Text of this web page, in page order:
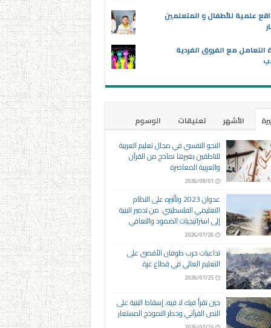
علمية للأطفال و المتعلمين
التعامل مع الفروق الفردية
الأشهر تعليقات
الوسوم
النحو النفسي في مجال تعليم العربية
للناطقين بغيرها نماذج من القرآن
والعربية المعاصرة
2026/08/01
عدوان 2023 وتأثيره على النظام
التعليمي الفلسطيني: من تدمير البنية
إلى استراتيجيات الصمود والتعافي
2026/07/26
تداعيات حرب طوفان الأقصى على
التعليم العالي في قطاع غزة
2026/07/25
حين تقرأ فيك لا فيه، إسقاط البنية على
النص القرآني وخطر النموذج المستعار